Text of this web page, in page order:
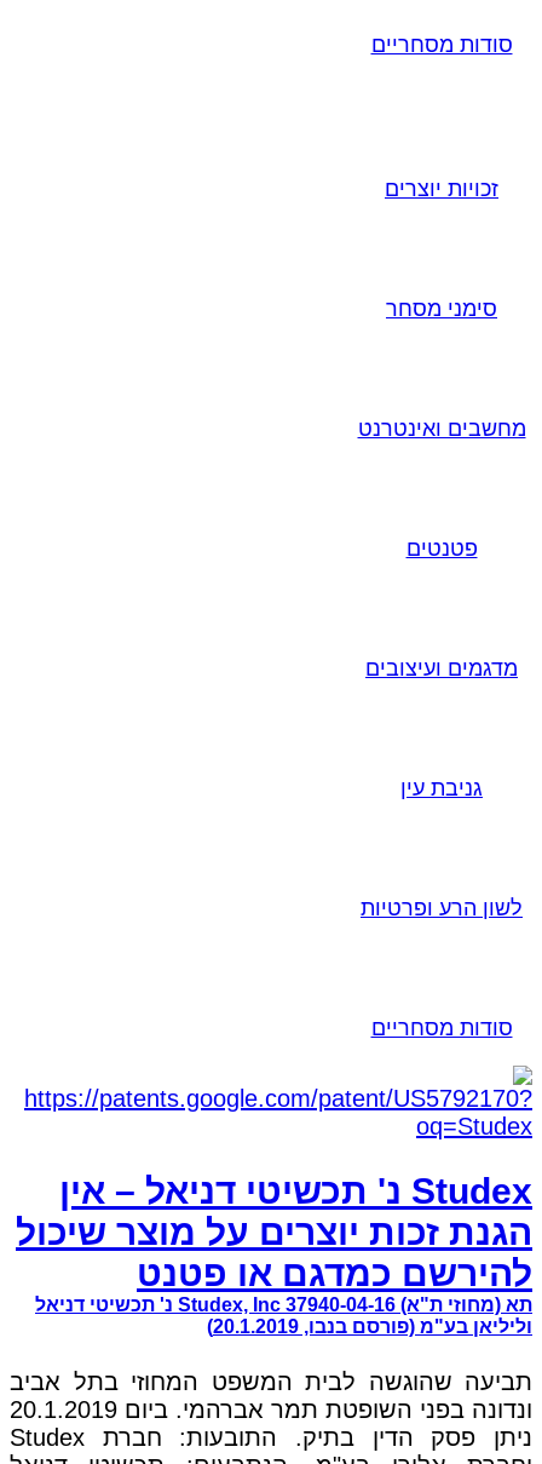
סודות מסחריים
זכויות יוצרים
סימני מסחר
מחשבים ואינטרנט
פטנטים
מדגמים ועיצובים
גניבת עין
לשון הרע ופרטיות
סודות מסחריים
Studex נ' תכשיטי דניאל – אין
הגנת זכות יוצרים על מוצר שיכול
להירשם כמדגם או פטנט
תא (מחוזי ת"א) 37940-04-16 Studex, Inc נ' תכשיטי דניאל
וליליאן בע"מ (פורסם בנבו, 20.1.2019)
תביעה שהוגשה לבית המשפט המחוזי בתל אביב
ונדונה בפני השופטת תמר אברהמי. ביום 20.1.2019
ניתן פסק הדין בתיק. התובעות: חברת Studex